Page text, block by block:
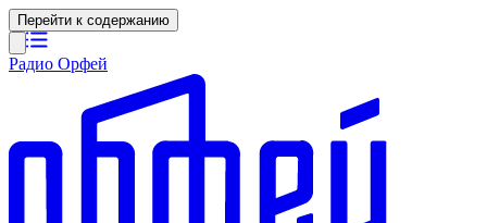
Перейти к содержанию
Радио Орфей